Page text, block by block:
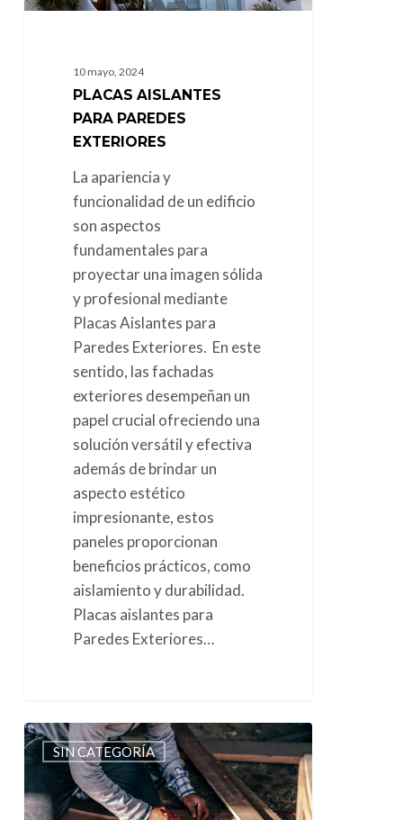
10 mayo, 2024
PLACAS AISLANTES
PARA PAREDES
EXTERIORES
La apariencia y
funcionalidad de un edificio
son aspectos
fundamentales para
proyectar una imagen sólida
y profesional mediante
Placas Aislantes para
Paredes Exteriores. En este
sentido, las fachadas
exteriores desempeñan un
papel crucial ofreciendo una
solución versátil y efectiva
además de brindar un
aspecto estético
impresionante, estos
paneles proporcionan
beneficios prácticos, como
aislamiento y durabilidad.
Placas aislantes para
Paredes Exteriores…
Reformas
Integrales
en
Las
SIN CATEGORÍA